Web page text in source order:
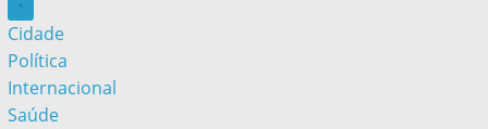
Cidade
Política
Internacional
Saúde